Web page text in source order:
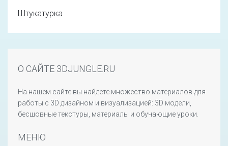
Штукатурка
О САЙТЕ 3DJUNGLE.RU
На нашем сайте вы найдете множество материалов для
работы с 3D дизайном и визуализацией: 3D модели,
бесшовные текстуры, материалы и обучающие уроки.
МЕНЮ